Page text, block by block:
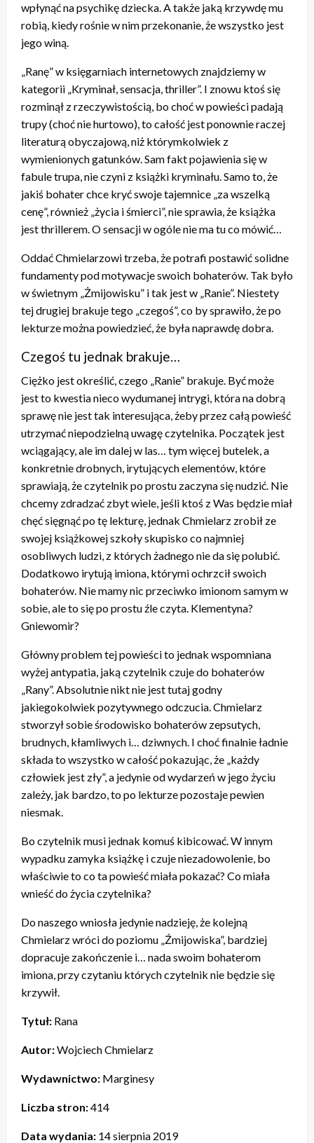
wpłynąć na psychikę dziecka. A także jaką krzywdę mu
robią, kiedy rośnie w nim przekonanie, że wszystko jest
jego winą.
„Ranę” w księgarniach internetowych znajdziemy w
kategorii „Kryminał, sensacja, thriller”. I znowu ktoś się
rozminął z rzeczywistością, bo choć w powieści padają
trupy (choć nie hurtowo), to całość jest ponownie raczej
literaturą obyczajową, niż którymkolwiek z
wymienionych gatunków. Sam fakt pojawienia się w
fabule trupa, nie czyni z książki kryminału. Samo to, że
jakiś bohater chce kryć swoje tajemnice „za wszelką
cenę”, również „życia i śmierci”, nie sprawia, że książka
jest thrillerem. O sensacji w ogóle nie ma tu co mówić…
Oddać Chmielarzowi trzeba, że potrafi postawić solidne
fundamenty pod motywacje swoich bohaterów. Tak było
w świetnym „Żmijowisku” i tak jest w „Ranie”. Niestety
tej drugiej brakuje tego „czegoś”, co by sprawiło, że po
lekturze można powiedzieć, że była naprawdę dobra.
Czegoś tu jednak brakuje…
Ciężko jest określić, czego „Ranie” brakuje. Być może
jest to kwestia nieco wydumanej intrygi, która na dobrą
sprawę nie jest tak interesująca, żeby przez całą powieść
utrzymać niepodzielną uwagę czytelnika. Początek jest
wciągający, ale im dalej w las… tym więcej butelek, a
konkretnie drobnych, irytujących elementów, które
sprawiają, że czytelnik po prostu zaczyna się nudzić. Nie
chcemy zdradzać zbyt wiele, jeśli ktoś z Was będzie miał
chęć sięgnąć po tę lekturę, jednak Chmielarz zrobił ze
swojej książkowej szkoły skupisko co najmniej
osobliwych ludzi, z których żadnego nie da się polubić.
Dodatkowo irytują imiona, którymi ochrzcił swoich
bohaterów. Nie mamy nic przeciwko imionom samym w
sobie, ale to się po prostu źle czyta. Klementyna?
Gniewomir?
Główny problem tej powieści to jednak wspomniana
wyżej antypatia, jaką czytelnik czuje do bohaterów
„Rany”. Absolutnie nikt nie jest tutaj godny
jakiegokolwiek pozytywnego odczucia. Chmielarz
stworzył sobie środowisko bohaterów zepsutych,
brudnych, kłamliwych i… dziwnych. I choć finalnie ładnie
składa to wszystko w całość pokazując, że „każdy
człowiek jest zły”, a jedynie od wydarzeń w jego życiu
zależy, jak bardzo, to po lekturze pozostaje pewien
niesmak.
Bo czytelnik musi jednak komuś kibicować. W innym
wypadku zamyka książkę i czuje niezadowolenie, bo
właściwie to co ta powieść miała pokazać? Co miała
wnieść do życia czytelnika?
Do naszego wniosła jedynie nadzieję, że kolejną
Chmielarz wróci do poziomu „Źmijowiska”, bardziej
dopracuje zakończenie i… nada swoim bohaterom
imiona, przy czytaniu których czytelnik nie będzie się
krzywił.
Tytuł: Rana
Autor:Wojciech Chmielarz
Wydawnictwo: Marginesy
Liczba stron:414
Data wydania: 14 sierpnia 2019